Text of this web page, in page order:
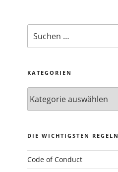
nach:
KATEGORIEN
DIE WICHTIGSTEN REGELN
Code of Conduct